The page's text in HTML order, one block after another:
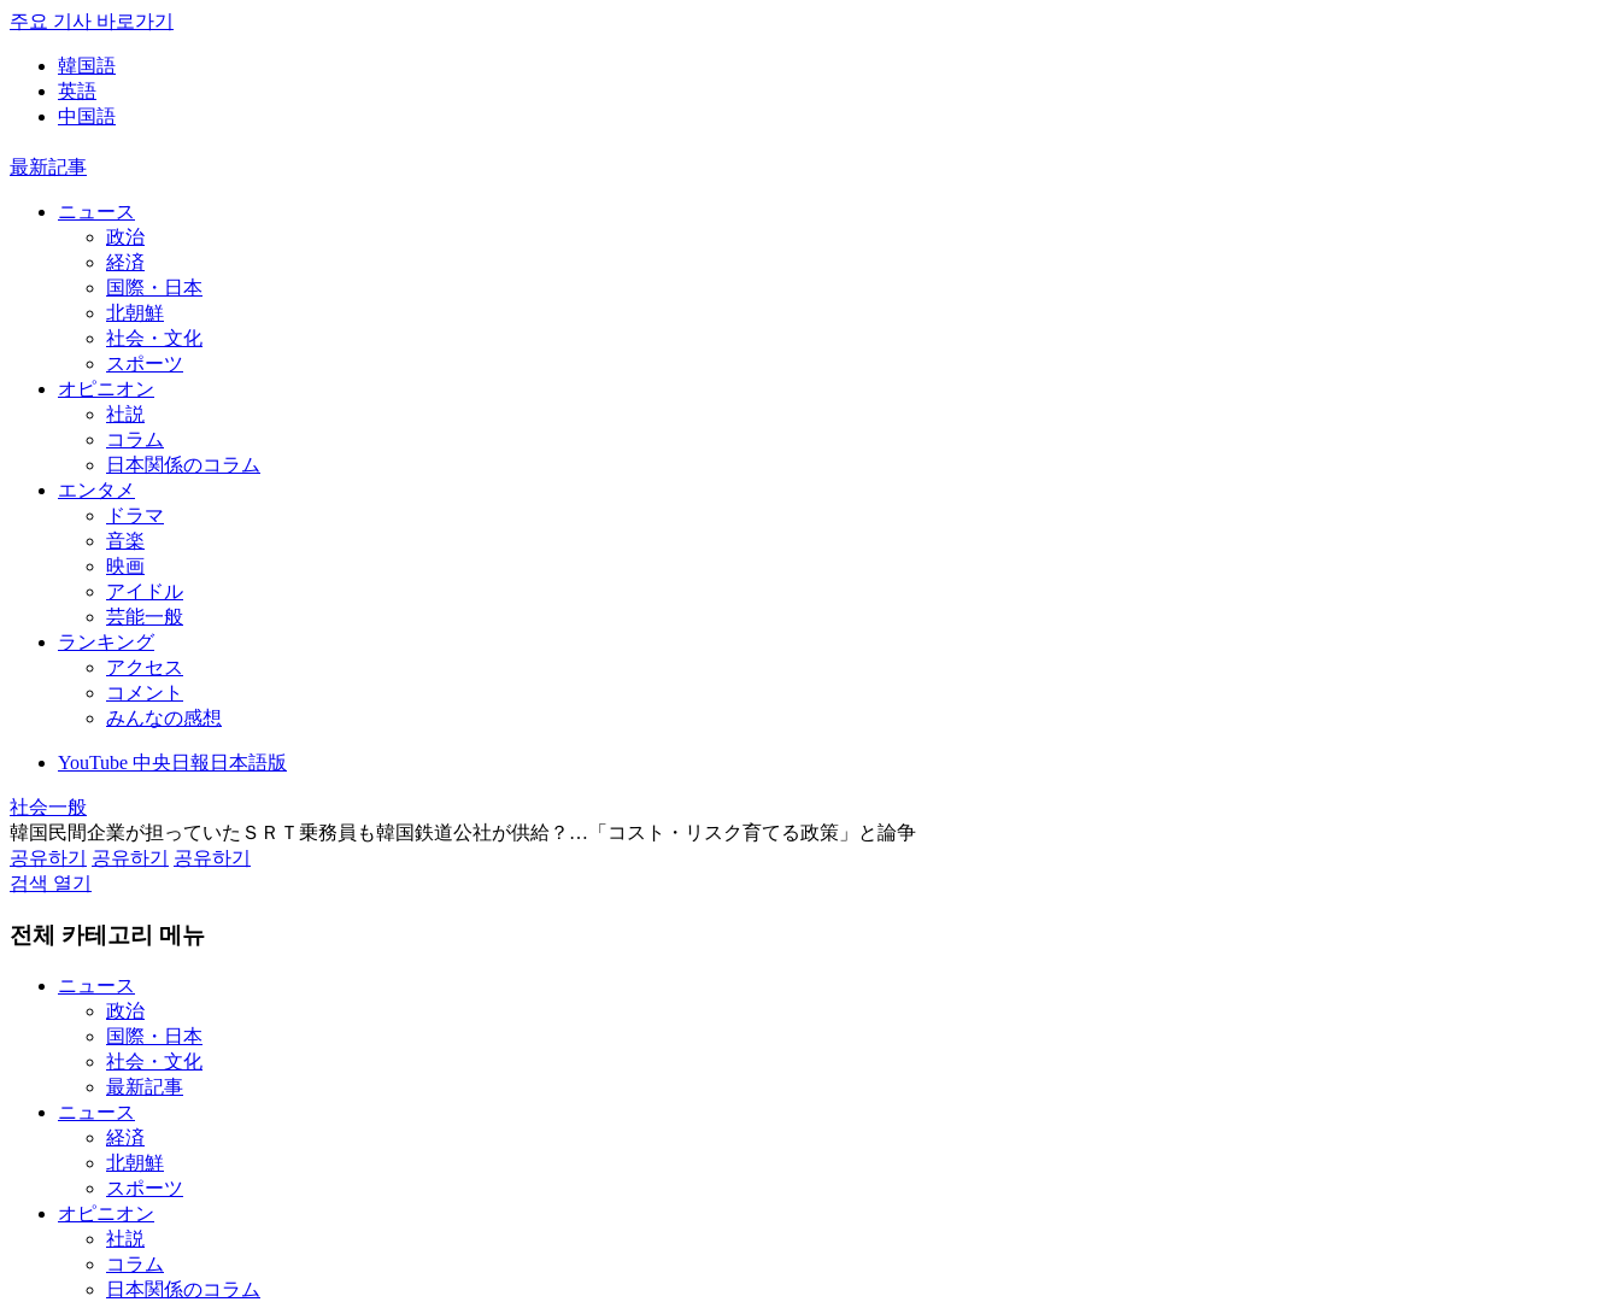
주요 기사 바로가기
韓国語
英語
中国語
最新記事
ニュース
政治
経済
国際・日本
北朝鮮
社会・文化
スポーツ
オピニオン
社説
コラム
日本関係のコラム
エンタメ
ドラマ
音楽
映画
アイドル
芸能一般
ランキング
アクセス
コメント
みんなの感想
YouTube 中央日報日本語版
社会一般
韓国民間企業が担っていたＳＲＴ乗務員も韓国鉄道公社が供給？…「コスト・リスク育てる政策」と論争
공유하기
공유하기
공유하기
검색 열기
전체 카테고리 메뉴
ニュース
政治
国際・日本
社会・文化
最新記事
ニュース
経済
北朝鮮
スポーツ
オピニオン
社説
コラム
日本関係のコラム